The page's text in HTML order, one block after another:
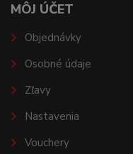
MÔJ ÚČET
Objednávky
Osobné údaje
Zľavy
Nastavenia
Vouchery